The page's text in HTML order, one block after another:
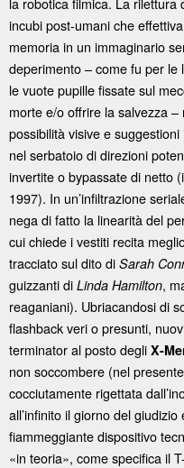
incubi post-umani che
memoria in un immaginario
deperimento – come fu per
le vuote pupille fissate sul
morte e/o offrire la salvezza
possibilità visive e
nel serbatoio di direzioni
invertite o bypassate di netto
1997). In un’infiltrazione
nega di fatto la linearità del
cui chiede i vestiti recita
tracciato sul dito di Sarah
guizzanti di Linda Hamilton,
reaganiani). Ubriacandosi di
flashback veri o presunti,
terminator al posto degli X-
non soccombere (nel
cocciutamente rigettata
all’infinito il giorno del
fiammeggiante dispositivo
«in teoria», come specifica il